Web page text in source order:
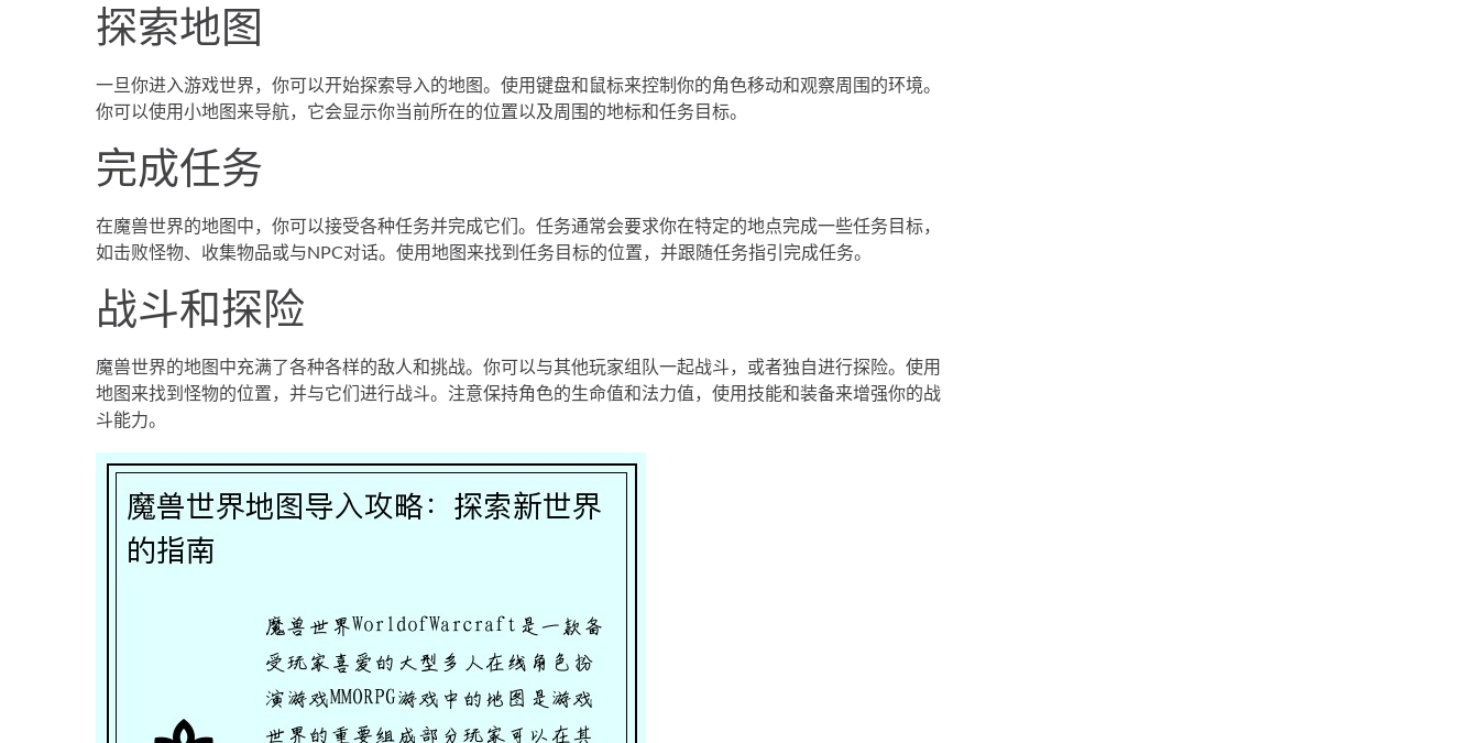
探索地图
一旦你进入游戏世界，你可以开始探索导入的地图。使用键盘和鼠标来控制你的角色移动和观察周围的环境。
你可以使用小地图来导航，它会显示你当前所在的位置以及周围的地标和任务目标。
完成任务
在魔兽世界的地图中，你可以接受各种任务并完成它们。任务通常会要求你在特定的地点完成一些任务目标，
如击败怪物、收集物品或与NPC对话。使用地图来找到任务目标的位置，并跟随任务指引完成任务。
战斗和探险
魔兽世界的地图中充满了各种各样的敌人和挑战。你可以与其他玩家组队一起战斗，或者独自进行探险。使用
地图来找到怪物的位置，并与它们进行战斗。注意保持角色的生命值和法力值，使用技能和装备来增强你的战
斗能力。